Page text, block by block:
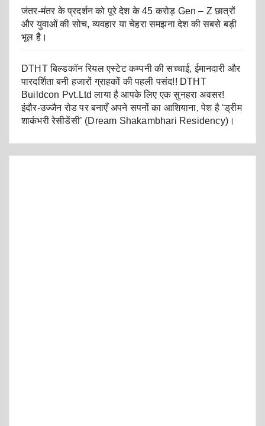
जंतर-मंतर के प्रदर्शन को पूरे देश के 45 करोड़ Gen – Z छात्रों
और युवाओं की सोच, व्यवहार या चेहरा समझना देश की सबसे बड़ी
भूल है।
DTHT बिल्डकॉन रियल एस्टेट कम्पनी की सच्चाई, ईमानदारी और
पारदर्शिता बनी हजारों ग्राहकों की पहली पसंद!! DTHT
Buildcon Pvt.Ltd लाया है आपके लिए एक सुनहरा अवसर!
इंदौर-उज्जैन रोड पर बनाएँ अपने सपनों का आशियाना, पेश है ‘ड्रीम
शाकंभरी रेसीडेंसी’ (Dream Shakambhari Residency)।